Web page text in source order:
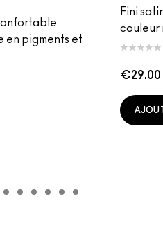
en pigments et
Fini
couleur
€29.00